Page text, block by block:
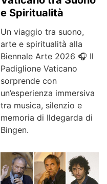
e Spiritualità
Un viaggio tra suono,
arte e spiritualità alla
Biennale Arte 2026 🎧 Il
Padiglione Vaticano
sorprende con
un’esperienza immersiva
tra musica, silenzio e
memoria di Ildegarda di
Bingen.